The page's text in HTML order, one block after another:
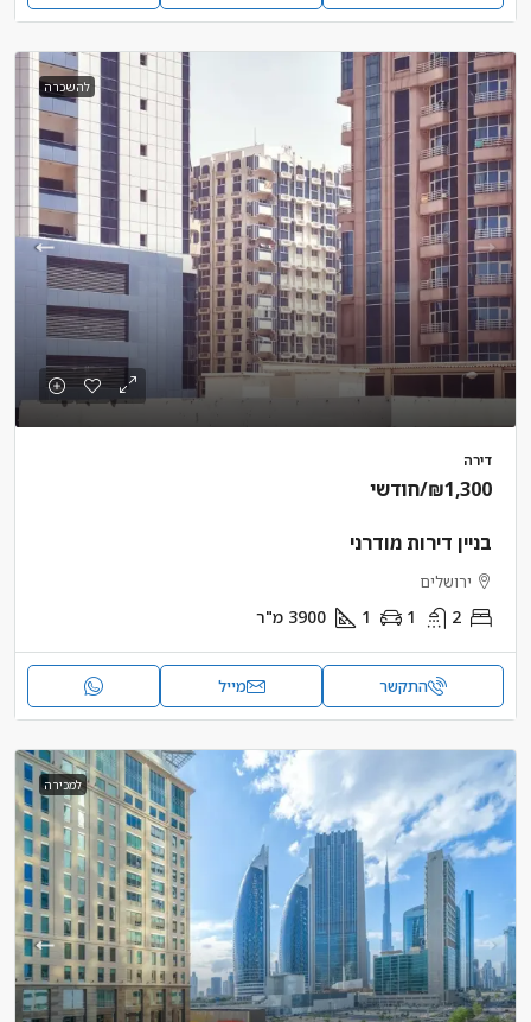
להשכרה
דירה
₪1,300/חודשי
בניין דירות מודרני
ירושלים
2
1
1
3900 מ"ר
התקשר מייל
למכירה